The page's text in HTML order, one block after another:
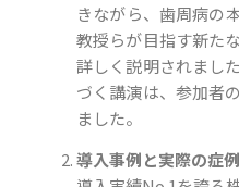
きながら、歯周病の
教授らが目指す新た
詳しく説明されまし
づく講演は、参加者
ました。
導入事例と実際の症